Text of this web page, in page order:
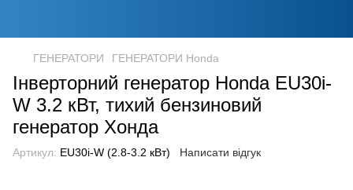
ГЕНЕРАТОРИ ГЕНЕРАТОРИ Honda
Інверторний генератор Honda EU30i-
W 3.2 кВт, тихий бензиновий
генератор Хонда
Артикул: EU30i-W (2.8-3.2 кВт) Написати відгук